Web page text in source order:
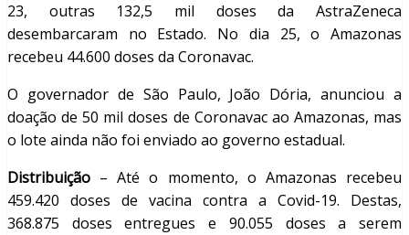
23, outras 132,5 mil doses da AstraZeneca
desembarcaram no Estado. No dia 25, o Amazonas
recebeu 44.600 doses da Coronavac.
O governador de São Paulo, João Dória, anunciou a
doação de 50 mil doses de Coronavac ao Amazonas, mas
o lote ainda não foi enviado ao governo estadual.
Distribuição – Até o momento, o Amazonas recebeu
459.420 doses de vacina contra a Covid-19. Destas,
368.875 doses entregues e 90.055 doses a serem